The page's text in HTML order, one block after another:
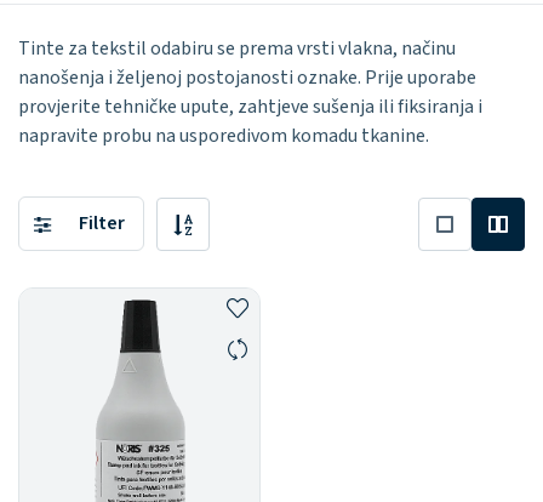
Tinte za tekstil odabiru se prema vrsti vlakna, načinu
nanošenja i željenoj postojanosti oznake. Prije uporabe
provjerite tehničke upute, zahtjeve sušenja ili fiksiranja i
napravite probu na usporedivom komadu tkanine.
Filter